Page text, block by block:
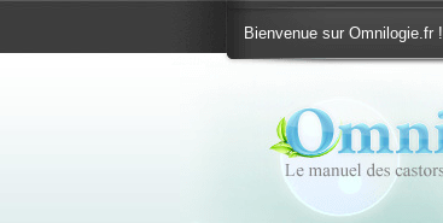
Bienvenue sur Omnilogie.fr !